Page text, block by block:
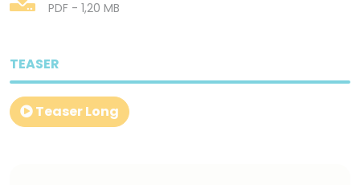
PDF - 1,20 MB
TEASER
Teaser Long